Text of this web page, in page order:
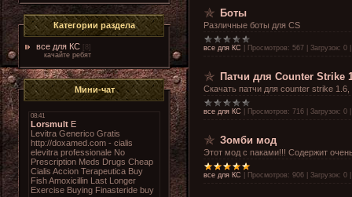
Категории раздела
все для КС
[8]
качайте ребят
Мини-чат
Боты
Различные боты для CS
все для КС Просмотров: 567 Загрузок: 0
Патчи для Counter Strike
Скачать патчи для counter strike
все для КС Просмотров: 716 Загрузок: 0
Зомби мод
Этот мод с паками!!! Содержит
все для КС Просмотров: 906 Загрузок: 0